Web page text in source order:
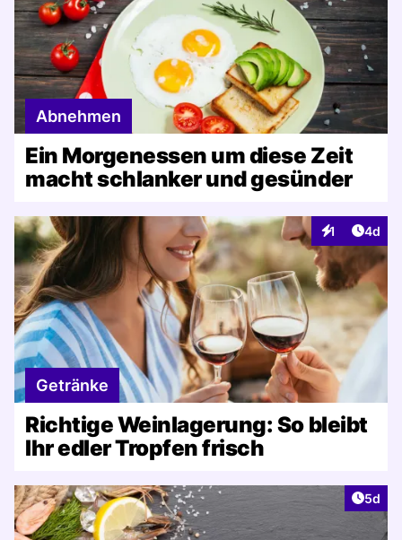
Abnehmen
Ein Morgenessen um diese Zeit
macht schlanker und gesünder
1
Interaktionen
4d
Getränke
Richtige Weinlagerung: So bleibt
Ihr edler Tropfen frisch
5d